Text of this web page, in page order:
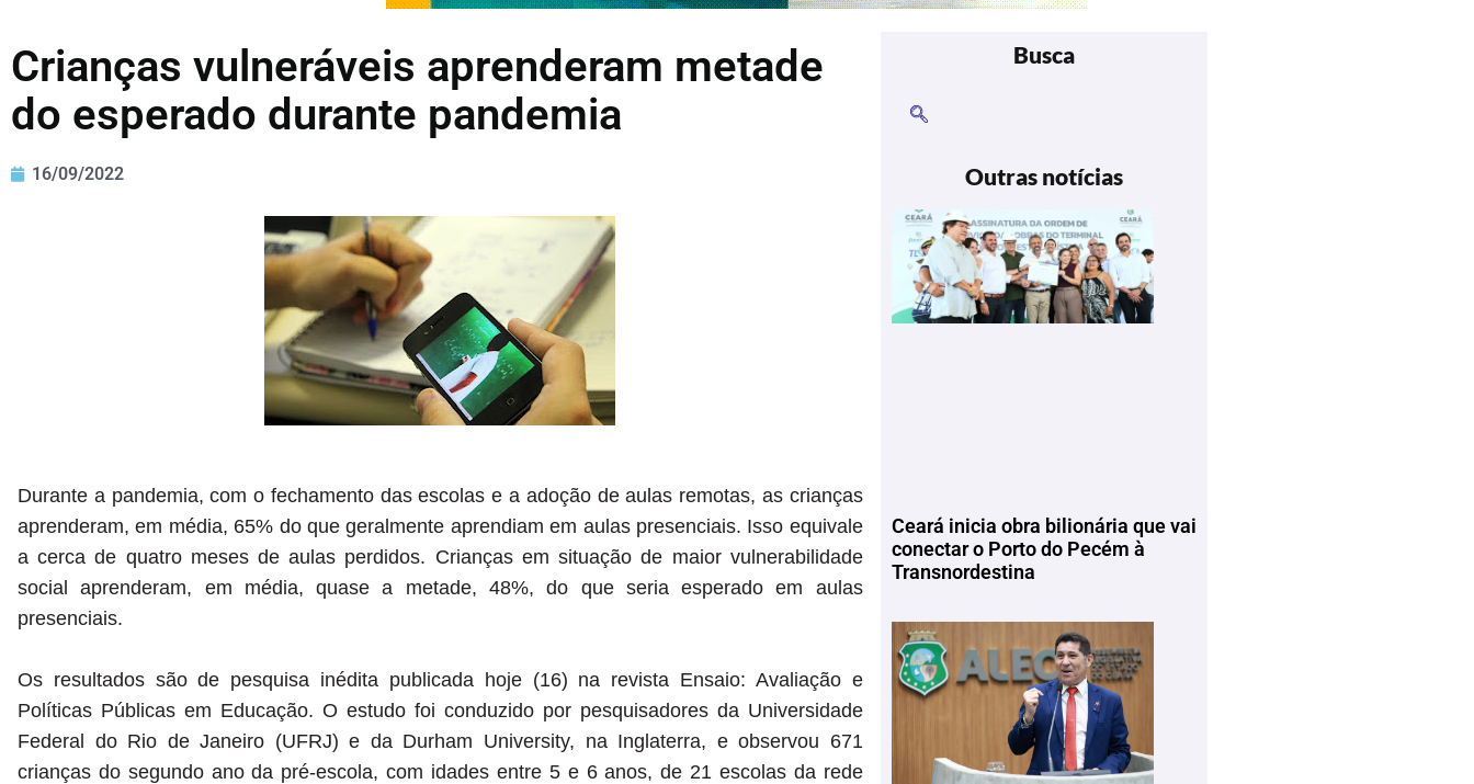
Crianças vulneráveis aprenderam metade
do esperado durante pandemia
16/09/2022
Durante a pandemia, com o fechamento das escolas e a adoção de aulas remotas, as crianças
aprenderam, em média, 65% do que geralmente aprendiam em aulas presenciais. Isso equivale
a cerca de quatro meses de aulas perdidos. Crianças em situação de maior vulnerabilidade
social aprenderam, em média, quase a metade, 48%, do que seria esperado em aulas
presenciais.
Os resultados são de pesquisa inédita publicada hoje (16) na revista Ensaio: Avaliação e
Políticas Públicas em Educação. O estudo foi conduzido por pesquisadores da Universidade
Federal do Rio de Janeiro (UFRJ) e da Durham University, na Inglaterra, e observou 671
crianças do segundo ano da pré-escola, com idades entre 5 e 6 anos, de 21 escolas da rede
Busca
Outras notícias
Ceará inicia obra bilionária que vai
conectar o Porto do Pecém à
Transnordestina